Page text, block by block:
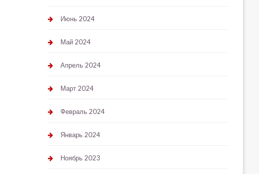
Июнь 2024
Май 2024
Апрель 2024
Март 2024
Февраль 2024
Январь 2024
Ноябрь 2023